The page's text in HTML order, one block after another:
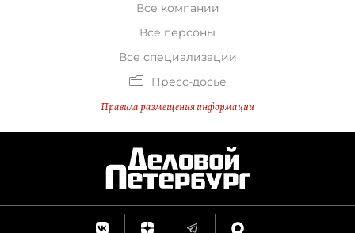
Все компании
Все персоны
Все специализации
Пресс-досье
Правила размещения информации